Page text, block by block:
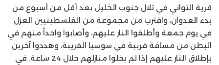
قرية التواني في تلال جنوب الخليل بعد أقل من أسبوع من
بدء العدوان، واقترب من مجموعة من الفلسطينيين العزل
في يوم جمعة وأطلقوا النار عليهم، وأصابوا واحداً منهم في
البطن من مسافة قريبة في سوسيا القريبة، وهددوا آخرين
بإطلاق النار عليهم إذا لم يخلوا منازلهم خلال 24 ساعة. في